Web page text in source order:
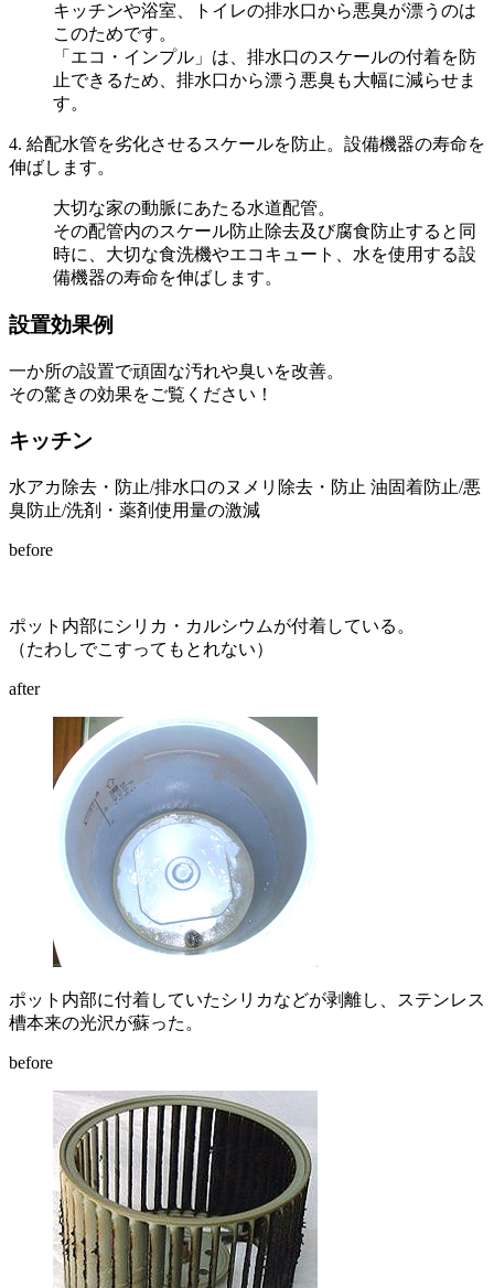
キッチンや浴室、トイレの排水口から悪臭が漂うのは
このためです。
「エコ・インプル」は、排水口のスケールの付着を防
止できるため、排水口から漂う悪臭も大幅に減らせま
す。
4. 給配水管を劣化させるスケールを防止。設備機器の寿命を
伸ばします。
大切な家の動脈にあたる水道配管。
その配管内のスケール防止除去及び腐食防止すると同
時に、大切な食洗機やエコキュート、水を使用する設
備機器の寿命を伸ばします。
設置効果例
一か所の設置で頑固な汚れや臭いを改善。
その驚きの効果をご覧ください！
キッチン
水アカ除去・防止/排水口のヌメリ除去・防止 油固着防止/悪
臭防止/洗剤・薬剤使用量の激減
before
ポット内部にシリカ・カルシウムが付着している。
（たわしでこすってもとれない）
after
ポット内部に付着していたシリカなどが剥離し、ステンレス
槽本来の光沢が蘇った。
before